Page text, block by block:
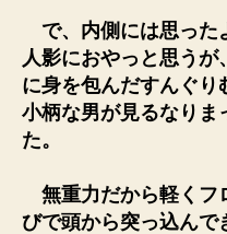
で、内側には思った
人影におやっと思う
に身を包んだすんぐ
小柄な男が見るなりま
た。
無重力だから軽くフ
びで頭から突っ込んで